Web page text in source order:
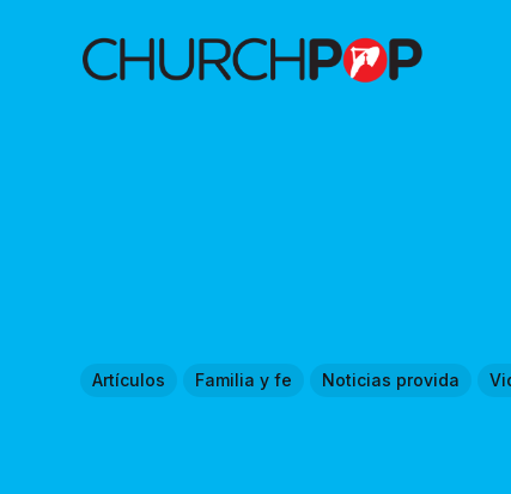
Artículos Familia y fe Noticias provida